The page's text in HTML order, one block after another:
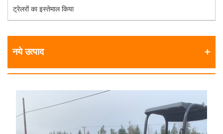
ट्रेलरों का इस्तेमाल किया
नये उत्पाद